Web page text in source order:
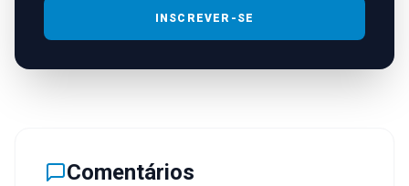
INSCREVER-SE
Comentários